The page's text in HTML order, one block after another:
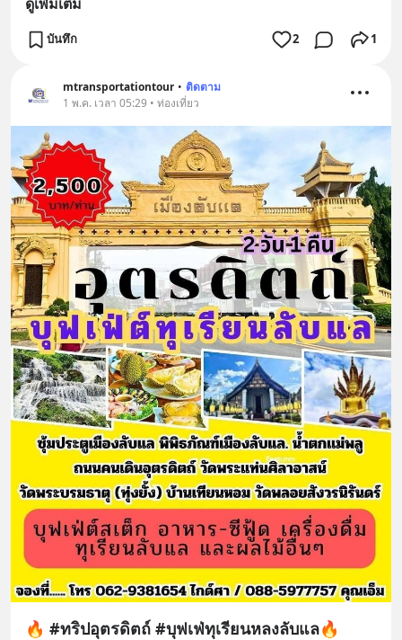
บันทึก 2 1
mtransportationtour • ติดตาม
1 พ.ค. เวลา 05:29 • ท่องเที่ยว
🔥 #ทริปอุตรดิตถ์ #บุฟเฟ่ทุเรียนหลงลับแล🔥